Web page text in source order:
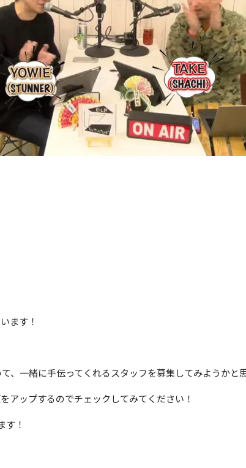
ます！
、一緒に手伝ってくれるスタッフを募集してみようかと
アップするのでチェックしてみてください！
す！